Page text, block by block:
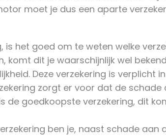
moet je dus een aparte
het goed om te weten welke
komt dit je waarschijnlijk wel
Deze verzekering is verplicht
zorgt er voor dat de schade
de goedkoopste verzekering, dit
ben je, naast schade aan